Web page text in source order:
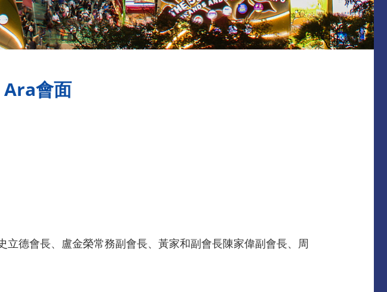
Ara會面
德會長、盧金榮常務副會長、黃家和副會長陳家偉副會長、周